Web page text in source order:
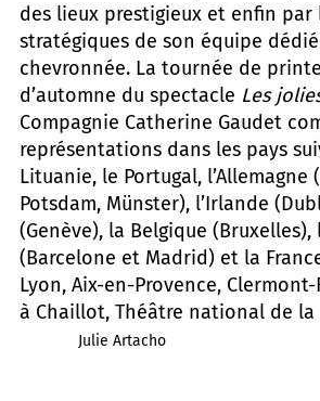
des lieux prestigieux et enfin par
stratégiques de son équipe
chevronnée. La tournée de
d’automne du spectacle Les
Compagnie Catherine Gaudet
représentations dans les pays
Lituanie, le Portugal, l’Allemagne
Potsdam, Münster), l’Irlande
(Genève), la Belgique (Bruxelles),
(Barcelone et Madrid) et la
Lyon, Aix-en-Provence,
à Chaillot, Théâtre national de la
Julie Artacho